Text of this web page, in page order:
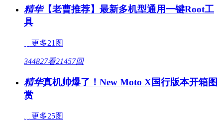
精华【老曹推荐】最新多机型通用一键Root工
具
更多21图
344827看21457回
精华真机帅爆了！New Moto X国行版本开箱图
赏
更多25图